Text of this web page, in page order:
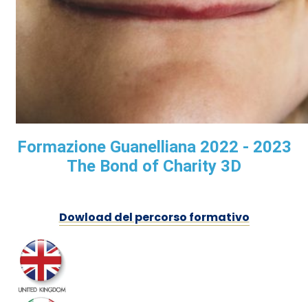
Formazione Guanelliana 2022 - 2023
The Bond of Charity 3D
Dowload del percorso formativo